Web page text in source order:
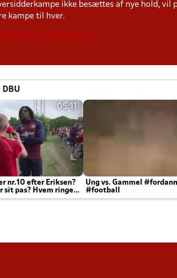
ikke besættes af nye hold,
kampe til hver.
alle ½ banestævner.
05:11
nr.10 efter Eriksen?
sit pas? Hvem ringer
efter kampe?
Ung vs. Gammel
#football